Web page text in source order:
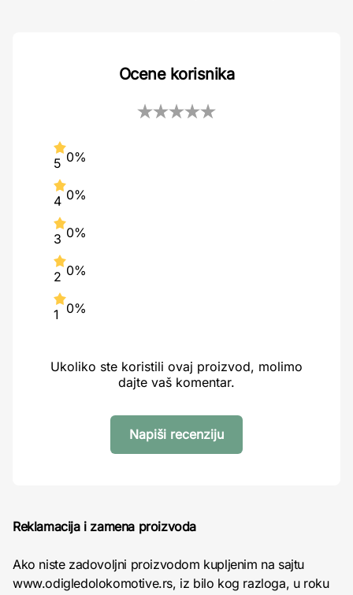
Ocene korisnika
5 0%
4 0%
3 0%
2 0%
1 0%
Ukoliko ste koristili ovaj proizvod, molimo
dajte vaš komentar.
Napiši recenziju
Reklamacija i zamena proizvoda
Ako niste zadovoljni proizvodom kupljenim na sajtu
www.odigledolokomotive.rs, iz bilo kog razloga, u roku